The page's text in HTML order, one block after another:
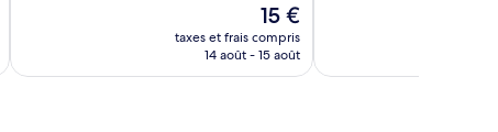
Le
nouveau
prix
15 €
taxes et frais compris
14 août - 15 août